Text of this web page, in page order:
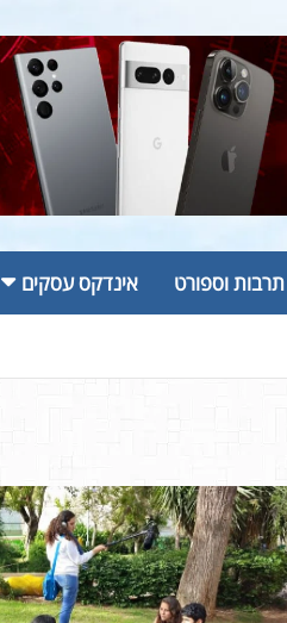
תרבות וספורט אינדקס עסקים